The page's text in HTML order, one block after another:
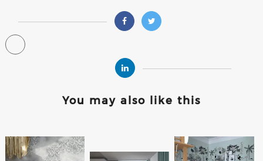
You may also like this